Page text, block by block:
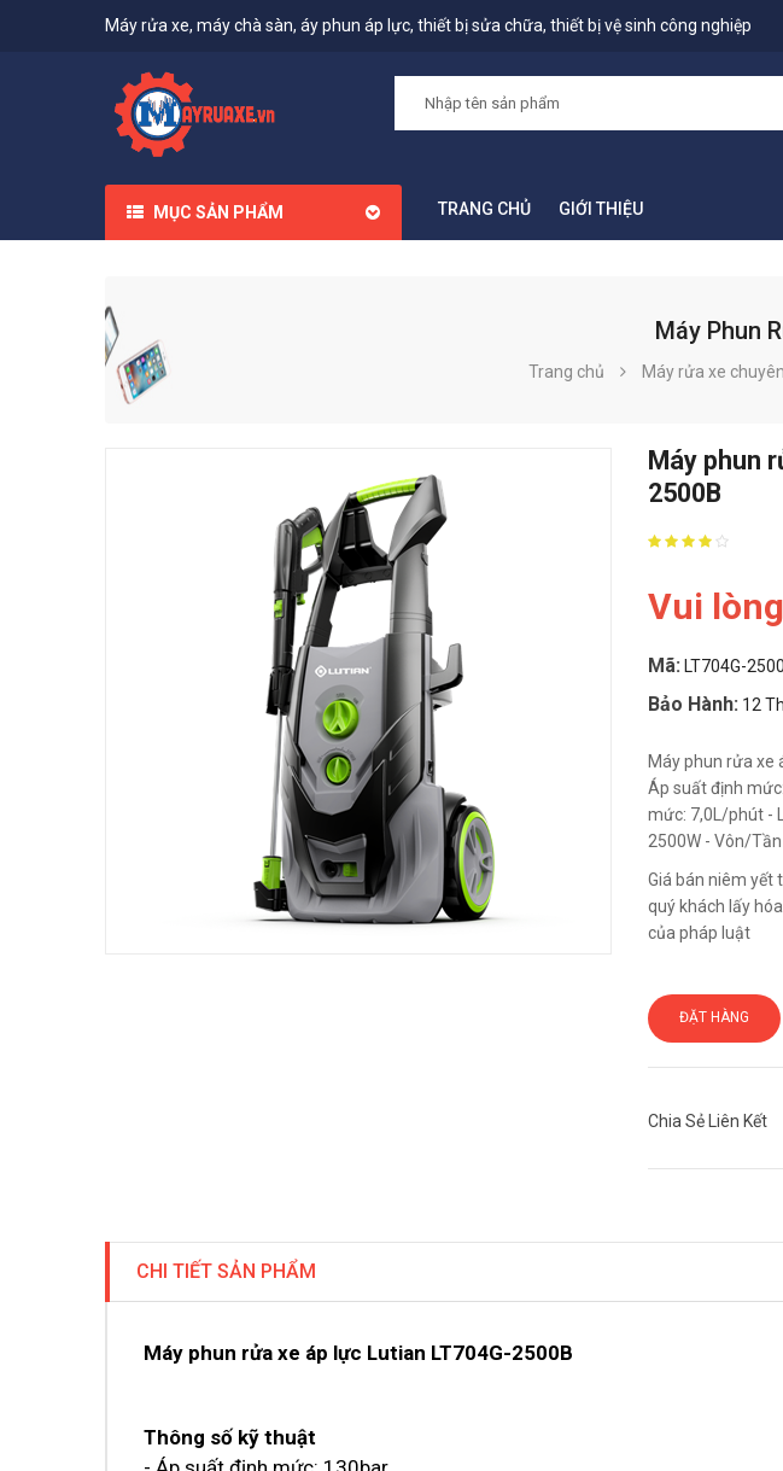
Máy rửa xe, máy chà sàn, áy phun áp lực, thiết bị sửa chữa, thiết bị vệ sinh công nghiệp
MỤC SẢN PHẨM TRANG CHỦ GIỚI THIỆU
Máy Phun
Trang chủ Máy rửa xe
Máy phun
2500B
Vui
Mã: LT704G-
Bảo Hành: 12
Máy phun rửa xe
Áp suất định
mức: 7,0L/phút -
2500W - Vôn/
Giá bán niêm yết
quý khách lấy
của pháp luật
ĐẶT HÀNG
Chia Sẻ Liên Kết
CHI TIẾT SẢN PHẨM
Máy phun rửa xe áp lực Lutian LT704G-2500B
Thông số kỹ thuật